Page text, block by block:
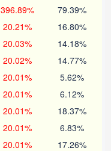
396.89% 79.39%
20.21% 16.80%
20.03% 14.18%
20.02% 14.77%
20.01% 5.62%
20.01% 6.12%
20.01% 18.37%
20.01% 6.83%
20.01% 17.26%